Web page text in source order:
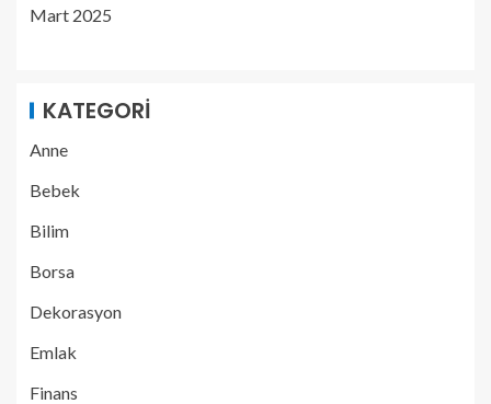
Mart 2025
KATEGORI
Anne
Bebek
Bilim
Borsa
Dekorasyon
Emlak
Finans